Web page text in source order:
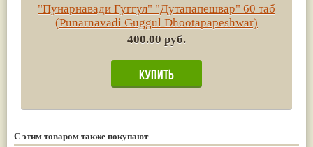
"Пунарнавади Гуггул" "Дутапапешвар" 60 таб
(Punarnavadi Guggul Dhootapapeshwar)
400.00 руб.
С этим товаром также покупают